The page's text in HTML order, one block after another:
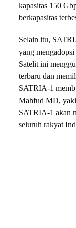
kapasitas 150
berkapasitas
Selain itu,
yang
Satelit ini
terbaru dan
SATRIA-1
Mahfud MD,
SATRIA-1 akan
seluruh rakyat